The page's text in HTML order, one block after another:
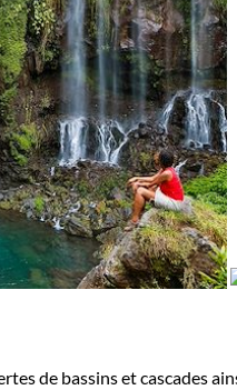
de bassins et cascades